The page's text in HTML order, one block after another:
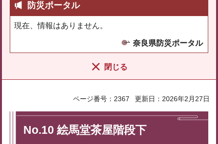
防災ポータル
現在、情報はありません。
奈良県防災ポータル
閉じる
ページ番号：2367 更新日：2026年2月27日
No.10 絵馬堂茶屋階段下